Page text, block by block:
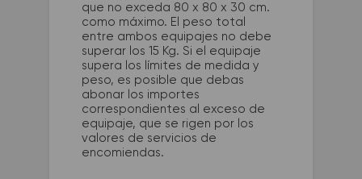
que no exceda 80 x 80 x 30 cm.
como máximo. El peso total
entre ambos equipajes no debe
superar los 15 Kg. Si el equipaje
supera los límites de medida y
peso, es posible que debas
abonar los importes
correspondientes al exceso de
equipaje, que se rigen por los
valores de servicios de
encomiendas.